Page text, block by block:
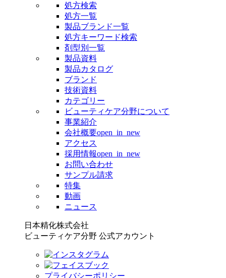
処方検索
処方一覧
製品ブランド一覧
処方キーワード検索
剤型別一覧
製品資料
製品カタログ
ブランド
技術資料
カテゴリー
ビューティケア分野について
事業紹介
会社概要open_in_new
アクセス
採用情報open_in_new
お問い合わせ
サンプル請求
特集
動画
ニュース
日本精化株式会社
ビューティケア分野 公式アカウント
プライバシーポリシー